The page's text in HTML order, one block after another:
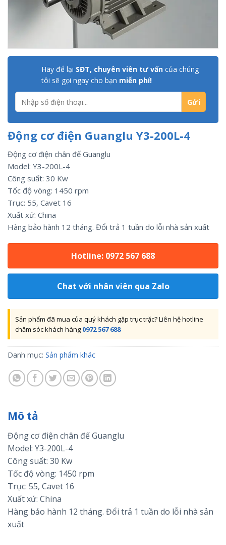
Hãy để lại SĐT, chuyên viên tư vấn của chúng
tôi sẽ gọi ngay cho bạn miễn phí!
Động cơ điện Guanglu Y3-200L-4
Động cơ điện chân đế Guanglu
Model: Y3-200L-4
Công suất: 30 Kw
Tốc độ vòng: 1450 rpm
Trục: 55, Cavet 16
Xuất xứ: China
Hàng bảo hành 12 tháng. Đổi trả 1 tuần do lỗi nhà sản xuất
Hotline: 0972 567 688
Chat với nhân viên qua Zalo
Sản phẩm đã mua của quý khách gặp trục trặc? Liên hệ hotline
chăm sóc khách hàng 0972 567 688
Danh mục: Sản phẩm khác
Mô tả
Động cơ điện chân đế Guanglu
Model: Y3-200L-4
Công suất: 30 Kw
Tốc độ vòng: 1450 rpm
Trục: 55, Cavet 16
Xuất xứ: China
Hàng bảo hành 12 tháng. Đổi trả 1 tuần do lỗi nhà sản
xuất